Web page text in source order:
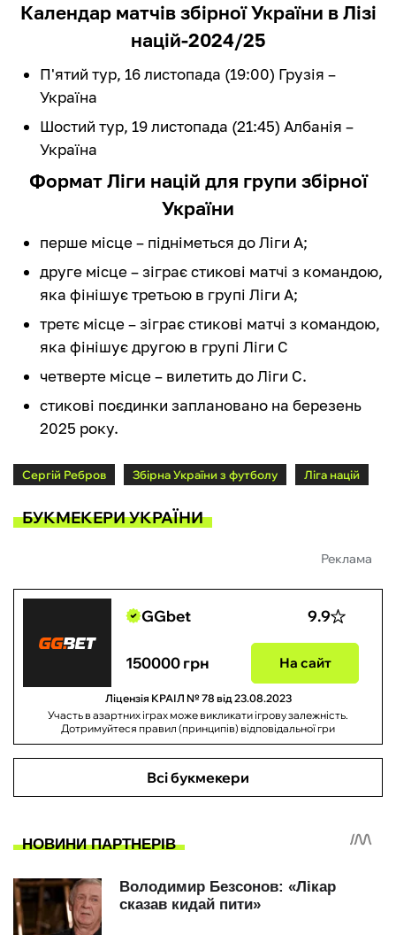
Календар матчів збірної України в Лізі
націй-2024/25
П'ятий тур, 16 листопада (19:00) Грузія –
Україна
Шостий тур, 19 листопада (21:45) Албанія –
Україна
Формат Ліги націй для групи збірної
України
перше місце – підніметься до Ліги А;
друге місце – зіграє стикові матчі з командою,
яка фінішує третьою в групі Ліги А;
третє місце – зіграє стикові матчі з командою,
яка фінішує другою в групі Ліги С
четверте місце – вилетить до Ліги С.
стикові поєдинки заплановано на березень
2025 року.
Сергій Ребров Збірна України з футболу Ліга націй
БУКМЕКЕРИ УКРАЇНИ
Реклама
GGbet 9.9
150000 грн На сайт
Ліцензія КРАІЛ № 78 від 23.08.2023
Участь в азартних іграх може викликати ігрову залежність.
Дотримуйтеся правил (принципів) відповідальної гри
Всі букмекери